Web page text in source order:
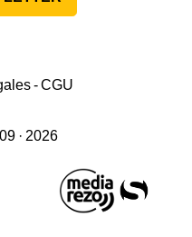
- CGU
· 2026